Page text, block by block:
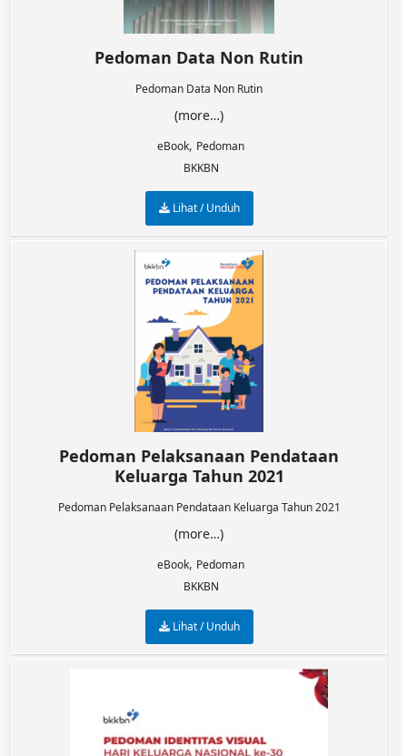
Pedoman Data Non Rutin
Pedoman Data Non Rutin
(more…)
eBook, Pedoman
BKKBN
Lihat / Unduh
Pedoman Pelaksanaan Pendataan
Keluarga Tahun 2021
Pedoman Pelaksanaan Pendataan Keluarga Tahun 2021
(more…)
eBook, Pedoman
BKKBN
Lihat / Unduh